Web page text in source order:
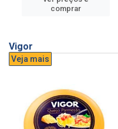
comprar
Vigor
Veja mais